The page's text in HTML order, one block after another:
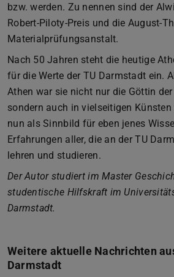
bzw. werden. Zu nennen sind der
Robert-Piloty-Preis und die August-
Materialprüfungsanstalt.
Nach 50 Jahren steht die heutige
für die Werte der TU Darmstadt ein.
Athen war sie nicht nur die Göttin
sondern auch in vielseitigen
nun als Sinnbild für eben jenes
Erfahrungen aller, die an der TU
lehren und studieren.
Der Autor studiert im Master
studentische Hilfskraft im
Darmstadt.
Weitere aktuelle Nachrichten
Darmstadt